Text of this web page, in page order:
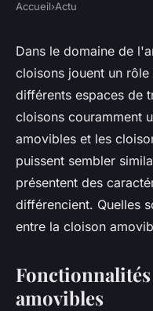
Quelles
entre la
cloison
nicodème•3 juin 2023•2
Accueil›Actu
Dans le domaine de
cloisons jouent un
différents espaces de
cloisons couramment
amovibles et les
puissent sembler
présentent des
différencient. Quelles
entre la cloison
amovibles